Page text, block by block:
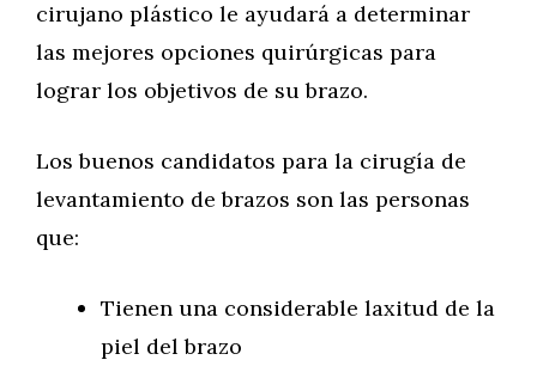
cirujano plástico le ayudará a determinar
las mejores opciones quirúrgicas para
lograr los objetivos de su brazo.
Los buenos candidatos para la cirugía de
levantamiento de brazos son las personas
que:
Tienen una considerable laxitud de la
piel del brazo